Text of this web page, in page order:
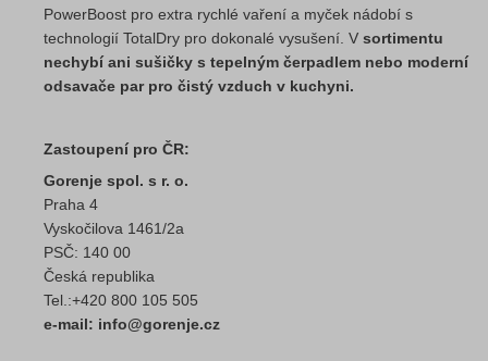
PowerBoost pro extra rychlé vaření a myček nádobí s
technologií TotalDry pro dokonalé vysušení. V sortimentu
nechybí ani sušičky s tepelným čerpadlem nebo moderní
odsavače par pro čistý vzduch v kuchyni.
Zastoupení pro ČR:
Gorenje spol. s r. o.
Praha 4
Vyskočilova 1461/2a
PSČ: 140 00
Česká republika
Tel.:+420 800 105 505
e-mail: info@gorenje.cz